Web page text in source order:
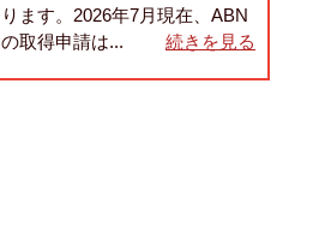
ります。2026年7月現在、ABN
の取得申請は...
続きを見る